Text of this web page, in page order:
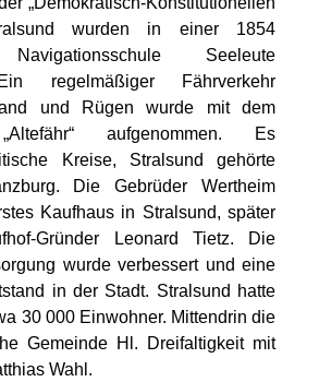
wurden in einer 1854
Seeleute
regelmäßiger Fährverkehr
und Rügen wurde mit dem
aufgenommen. Es
Kreise, Stralsund gehörte
Die Gebrüder Wertheim
Kaufhaus in Stralsund, später
Gründer Leonard Tietz. Die
wurde verbessert und eine
in der Stadt. Stralsund hatte
30 000 Einwohner. Mittendrin die
Gemeinde Hl. Dreifaltigkeit mit
Wahl.